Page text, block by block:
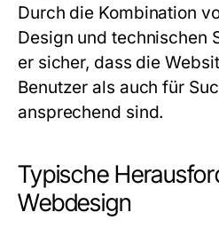
Durch die Kombination
Design und technischen
er sicher, dass die
Benutzer als auch für
ansprechend sind.
Typische
Webdesign